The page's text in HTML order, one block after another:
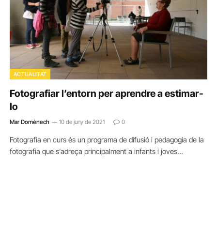
ACTUALITAT
Fotografiar l’entorn per aprendre a estimar-
lo
Mar Domènech 10 de juny de 2021 0
Fotografia en curs és un programa de difusió i pedagogia de la
fotografia que s’adreça principalment a infants i joves…